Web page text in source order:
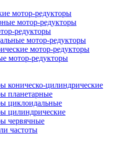
мотор-редукторы
мотор-редукторы
редукторы
мотор-редукторы
мотор-редукторы
мотор-редукторы
коническо-цилиндрические
планетарные
циклоидальные
цилиндрические
червячные
частоты